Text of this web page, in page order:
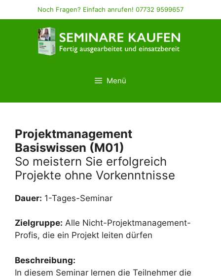
Inhalt
Noch Fragen? Einfach anrufen! 07732 9599657
Menü
Projektmanagement
Basiswissen (M01)
So meistern Sie erfolgreich
Projekte ohne Vorkenntnisse
Dauer: 1-Tages-Seminar
Zielgruppe: Alle Nicht-Projektmanagement-
Profis, die ein Projekt leiten dürfen
Beschreibung:
In diesem Seminar lernen die Teilnehmer die